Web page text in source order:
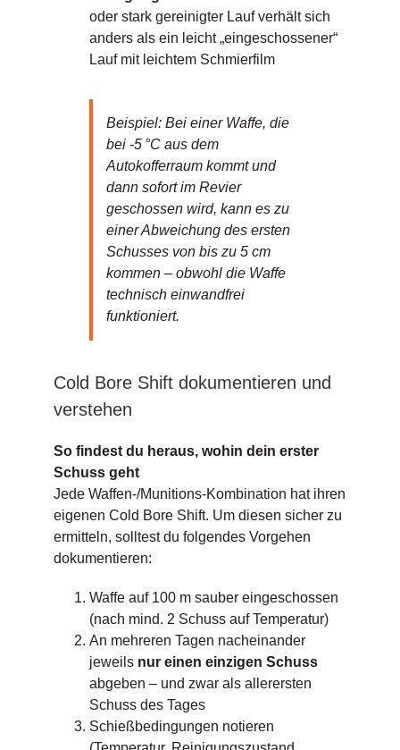
oder stark gereinigter Lauf verhält sich
anders als ein leicht „eingeschossener“
Lauf mit leichtem Schmierfilm
Beispiel: Bei einer Waffe, die
bei -5 °C aus dem
Autokofferraum kommt und
dann sofort im Revier
geschossen wird, kann es zu
einer Abweichung des ersten
Schusses von bis zu 5 cm
kommen – obwohl die Waffe
technisch einwandfrei
funktioniert.
Cold Bore Shift dokumentieren und
verstehen
So findest du heraus, wohin dein erster
Schuss geht
Jede Waffen-/Munitions-Kombination hat ihren
eigenen Cold Bore Shift. Um diesen sicher zu
ermitteln, solltest du folgendes Vorgehen
dokumentieren:
Waffe auf 100 m sauber eingeschossen
(nach mind. 2 Schuss auf Temperatur)
An mehreren Tagen nacheinander
jeweils nur einen einzigen Schuss
abgeben – und zwar als allerersten
Schuss des Tages
Schießbedingungen notieren